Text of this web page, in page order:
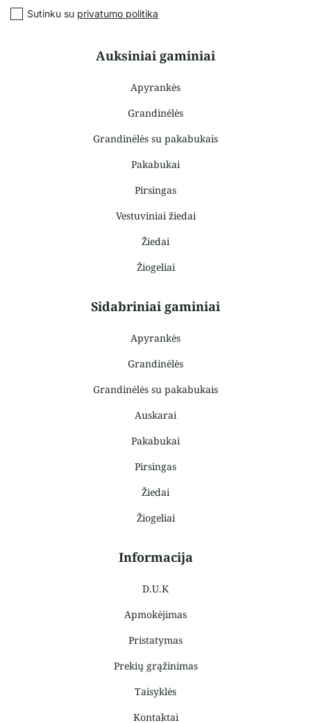
Auksiniai gaminiai
Apyrankės
Grandinėlės
Grandinėlės su pakabukais
Pakabukai
Pirsingas
Vestuviniai žiedai
Žiedai
Žiogeliai
Sidabriniai gaminiai
Apyrankės
Grandinėlės
Grandinėlės su pakabukais
Auskarai
Pakabukai
Pirsingas
Žiedai
Žiogeliai
Informacija
D.U.K
Apmokėjimas
Pristatymas
Prekių grąžinimas
Taisyklės
Kontaktai
Sutinku su privatumo politika